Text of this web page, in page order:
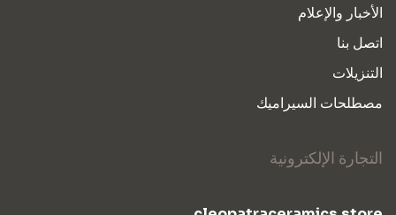
الأخبار والإعلام
اتصل بنا
التنزيلات
مصطلحات السيراميك
التجارة الإلكترونية